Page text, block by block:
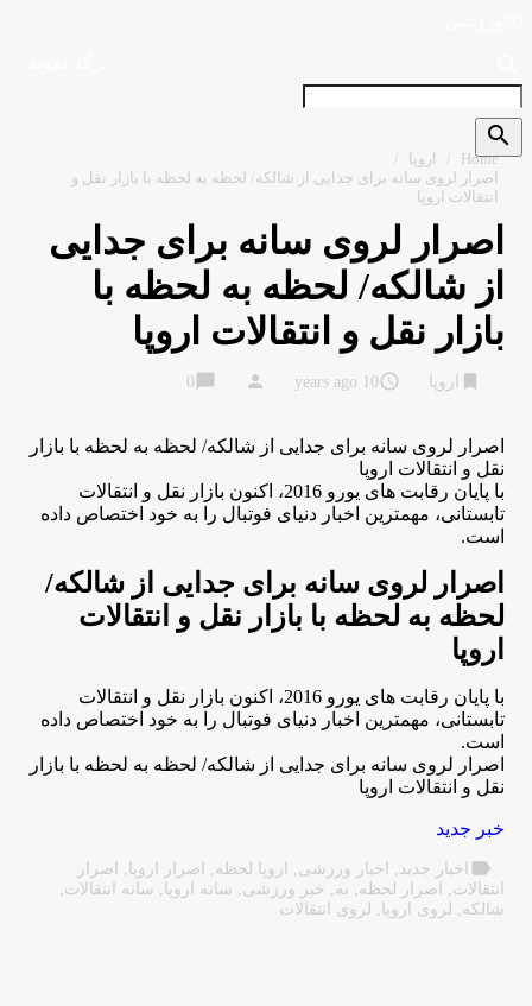
Home اروپا
اصرار لروی سانه برای جدایی از شالکه/ لحظه به لحظه با بازار نقل و
انتقالات اروپا
اصرار لروی سانه برای جدایی
از شالکه/ لحظه به لحظه با
بازار نقل و انتقالات اروپا
اروپا access_time
10 years ago
person
chat_bubble
اصرار لروی سانه برای جدایی از شالکه/ لحظه به لحظه با بازار
نقل و انتقالات اروپا
با پایان رقابت های یورو 2016، اکنون بازار نقل و انتقالات
تابستانی، مهمترین اخبار دنیای فوتبال را به خود اختصاص داده
است.
اصرار لروی سانه برای جدایی از شالکه/
لحظه به لحظه با بازار نقل و انتقالات
اروپا
با پایان رقابت های یورو 2016، اکنون بازار نقل و انتقالات
تابستانی، مهمترین اخبار دنیای فوتبال را به خود اختصاص داده
است.
اصرار لروی سانه برای جدایی از شالکه/ لحظه به لحظه با بازار
نقل و انتقالات اروپا
خبر جدید
label اخبار جدید, اخبار ورزشی, اروپا لحظه, اصرار اروپا, اصرار
انتقالات, اصرار لحظه, به, خبر ورزشی, سانه اروپا, سانه انتقالات,
شالکه, لروی اروپا, لروی انتقالات
search